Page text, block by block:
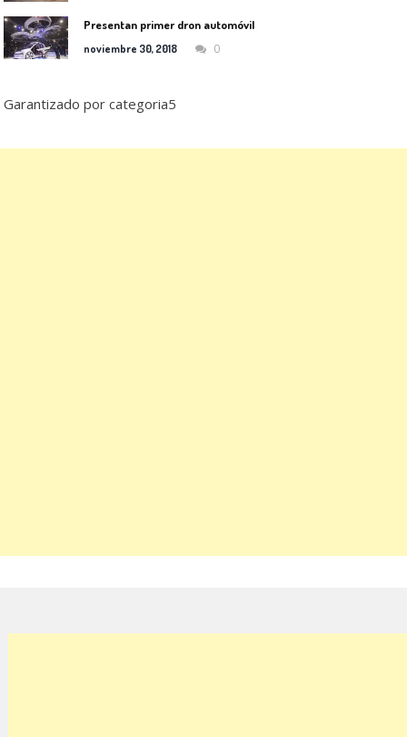
Presentan primer dron automóvil
noviembre 30, 2018 0
Garantizado por categoria5